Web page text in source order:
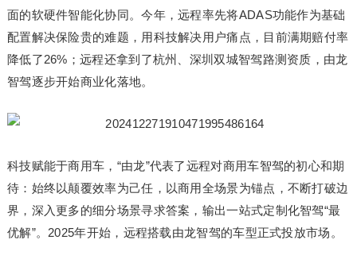
面的软硬件智能化协同。今年，远程率先将ADAS功能作为基础
配置解决保险贵的难题，用科技解决用户痛点，目前满期赔付率
降低了26%；远程还拿到了杭州、深圳双城智驾路测资质，由龙
智驾逐步开始商业化落地。
科技赋能于商用车，“由龙”代表了远程对商用车智驾的初心和期
待：始终以颠覆效率为己任，以商用全场景为锚点，不断打破边
界，深入更多的细分场景寻求答案，输出一站式定制化智驾“最
优解”。2025年开始，远程搭载由龙智驾的车型正式投放市场。